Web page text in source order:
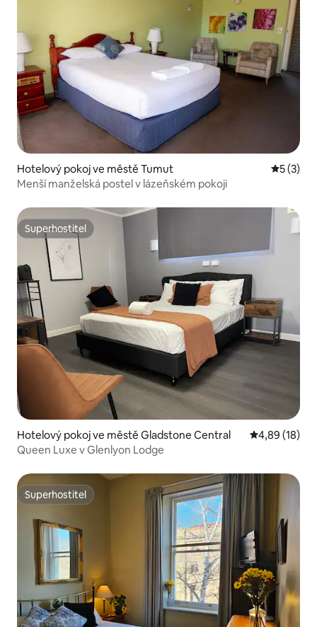
Hotelový pokoj ve městě Tumut
5 (3)
Menší manželská postel v lázeňském pokoji
Superhostitel
Superhostitel
Hotelový pokoj ve městě Gladstone Central Průměrné
4,89 (18)
Queen Luxe v Glenlyon Lodge
Superhostitel
Superhostitel